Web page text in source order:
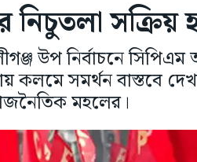
নিচুতলা সক্রিয়
উপ নির্বাচনে
কলমে সমর্থন বাস্তবে
মহলের।